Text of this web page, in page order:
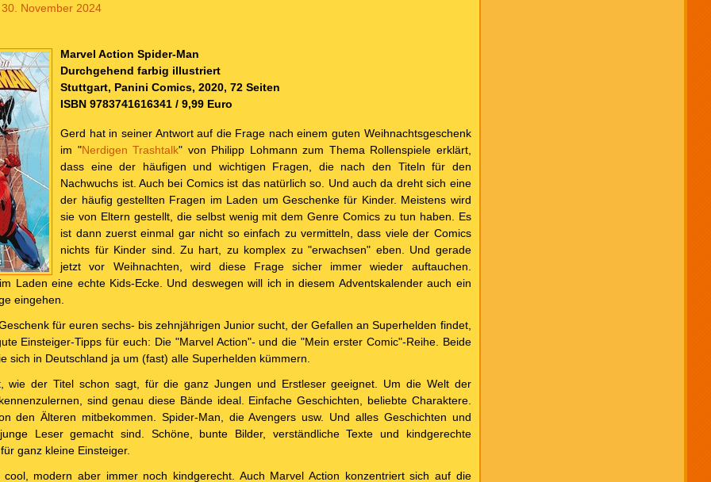
November 2024
Marvel Action Spider-Man
Durchgehend farbig illustriert
Stuttgart, Panini Comics, 2020, 72 Seiten
ISBN 9783741616341 / 9,99 Euro
Gerd hat in seiner Antwort auf die Frage nach einem guten Weihnachtsgeschenk
im "Nerdigen Trashtalk" von Philipp Lohmann zum Thema Rollenspiele erklärt,
dass eine der häufigen und wichtigen Fragen, die nach den Titeln für den
Nachwuchs ist. Auch bei Comics ist das natürlich so. Und auch da dreht sich eine
der häufig gestellten Fragen im Laden um Geschenke für Kinder. Meistens wird
sie von Eltern gestellt, die selbst wenig mit dem Genre Comics zu tun haben. Es
ist dann zuerst einmal gar nicht so einfach zu vermitteln, dass viele der Comics
nichts für Kinder sind. Zu hart, zu komplex zu "erwachsen" eben. Und gerade
jetzt vor Weihnachten, wird diese Frage sicher immer wieder auftauchen.
Laden eine echte Kids-Ecke. Und deswegen will ich in diesem Adventskalender auch ein
eingehen.
für euren sechs- bis zehnjährigen Junior sucht, der Gefallen an Superhelden findet,
Einsteiger-Tipps für euch: Die "Marvel Action"- und die "Mein erster Comic"-Reihe. Beide
sich in Deutschland ja um (fast) alle Superhelden kümmern.
wie der Titel schon sagt, für die ganz Jungen und Erstleser geeignet. Um die Welt der
sind genau diese Bände ideal. Einfache Geschichten, beliebte Charaktere.
den Älteren mitbekommen. Spider-Man, die Avengers usw. Und alles Geschichten und
Leser gemacht sind. Schöne, bunte Bilder, verständliche Texte und kindgerechte
ganz kleine Einsteiger.
modern aber immer noch kindgerecht. Auch Marvel Action konzentriert sich auf die